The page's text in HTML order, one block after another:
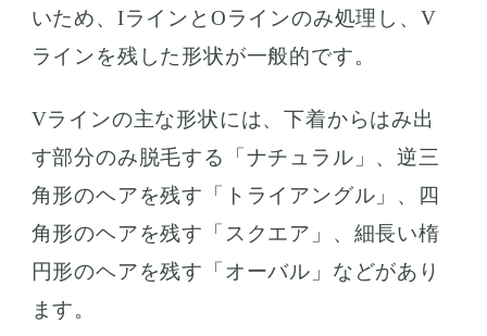
いため、IラインとOラインのみ処理し、V
ラインを残した形状が一般的です。
Vラインの主な形状には、下着からはみ出
す部分のみ脱毛する「ナチュラル」、逆三
角形のヘアを残す「トライアングル」、四
角形のヘアを残す「スクエア」、細長い楕
円形のヘアを残す「オーバル」などがあり
ます。